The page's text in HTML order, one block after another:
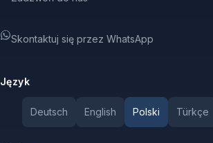
Skontaktuj się przez WhatsApp
Język
Deutsch English Polski Türkçe